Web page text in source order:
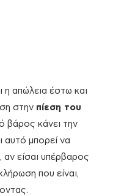
η απώλεια έστω και
στην πίεση του
βάρος κάνει την
αυτό μπορεί να
αν είσαι υπέρβαρος
που είναι,